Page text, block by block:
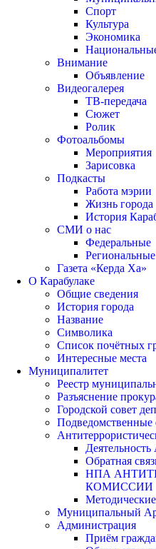
Спорт
Культура
Экономика
Внимание
Объявление
Видеогалерея
ТВ-передача
Сюжет
Ролик
Фотоальбомы
Мероприятия
Зарисовка
Подкасты
Работа мэрии
Жизнь города
История
СМИ о нас
Федеральные
Региональные
Газета «Керда Ха»
О Карабулаке
Общие сведения
История города
Название
Символика
Список почётных
Интересные места
Муниципалитет
Реестр
Разъяснение
Городской совет
Подведомственные
Обратная
НПА
КОМИССИИ
Муниципальный
Администрация
Приём